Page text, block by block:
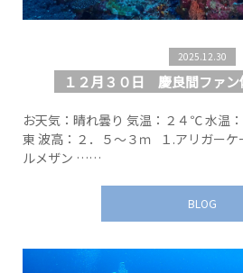
2025.12.30
１２月３０日 慶良間ファン
お天気：晴れ曇り 気温：２４℃ 水温
東 波高：２．５～３ｍ １.アリガーケ
ルメザン ……
BLOG